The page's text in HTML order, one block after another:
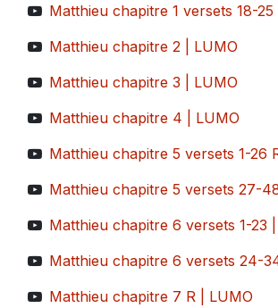
Matthieu chapitre 2 | LUMO
Matthieu chapitre 3 | LUMO
Matthieu chapitre 4 | LUMO
Matthieu chapitre 7 R | LUMO